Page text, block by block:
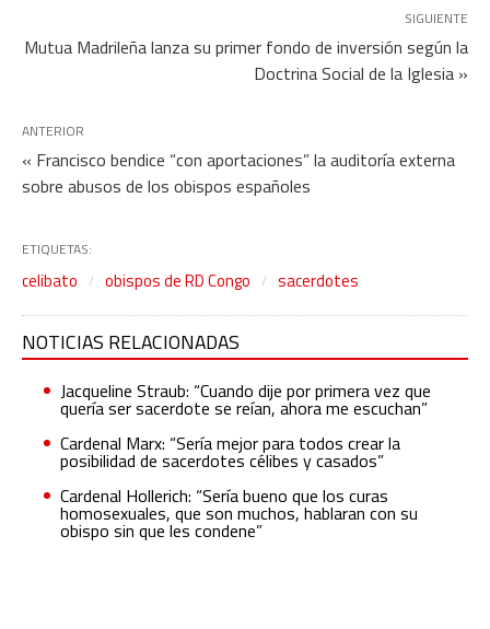
SIGUIENTE
Mutua Madrileña lanza su primer fondo de inversión según la
Doctrina Social de la Iglesia »
ANTERIOR
« Francisco bendice “con aportaciones” la auditoría externa
sobre abusos de los obispos españoles
ETIQUETAS:
celibato obispos de RD Congo sacerdotes
NOTICIAS RELACIONADAS
Jacqueline Straub: “Cuando dije por primera vez que
quería ser sacerdote se reían, ahora me escuchan”
Cardenal Marx: “Sería mejor para todos crear la
posibilidad de sacerdotes célibes y casados”
Cardenal Hollerich: “Sería bueno que los curas
homosexuales, que son muchos, hablaran con su
obispo sin que les condene”